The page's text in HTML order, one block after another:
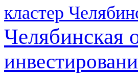
кластер
Челябинская